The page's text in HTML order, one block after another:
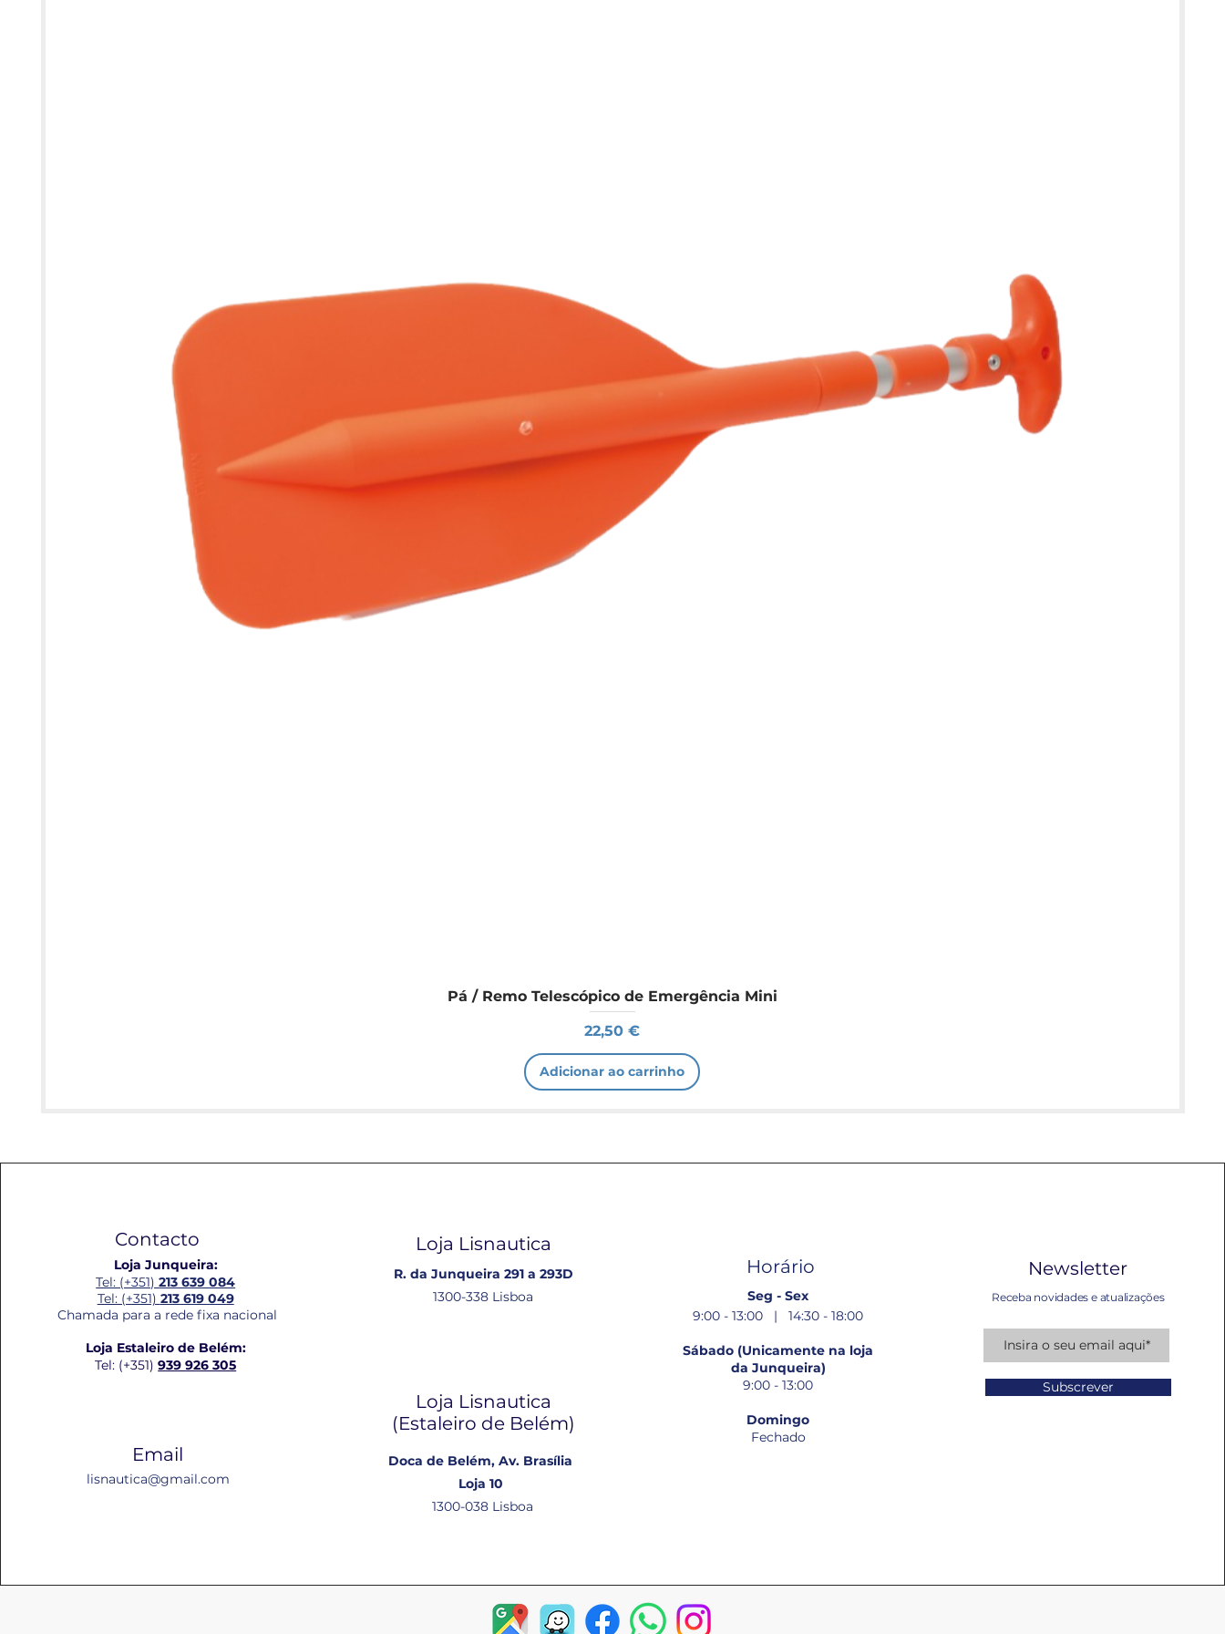
Pá / Remo Telescópico de Emergência Mini
Preço
22,50 €
Adicionar ao carrinho
Contacto
Loja Junqueira:
Tel: (+351)213 639 084
Tel: (+351) 213 619 049
Chamada para a rede fixa nacional
Loja Estaleiro de Belém:
Tel: (+351)939 926 305
Email
lisnautica@gmail.com
Loja Lisnautica
R. da Junqueira 291 a 293D
1300-338 Lisboa
Loja Lisnautica
(Estaleiro de Belém​)
Doca de Belém, Av. Brasília
Loja 10
1300-038 Lisboa
Horário
Seg - Sex
9:00 - 13:00 | 14:30 - 18:00
Sábado (Unicamente na loja
da Junqueira)
9:00 - 13:00
Domingo
Fechado
Newsletter
Receba novidades e atualizações
Subscrever